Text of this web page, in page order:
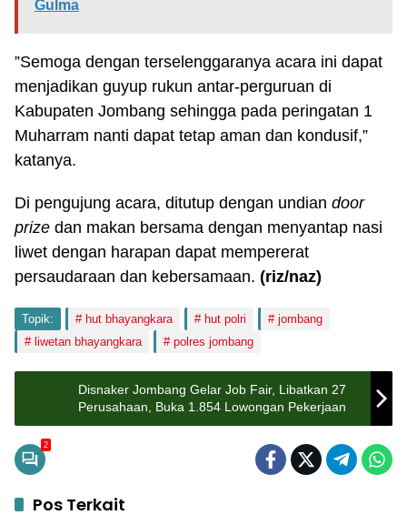
Gulma
”Semoga dengan terselenggaranya acara ini dapat
menjadikan guyup rukun antar-perguruan di
Kabupaten Jombang sehingga pada peringatan 1
Muharram nanti dapat tetap aman dan kondusif,”
katanya.
Di pengujung acara, ditutup dengan undian door
prize dan makan bersama dengan menyantap nasi
liwet dengan harapan dapat mempererat
persaudaraan dan kebersamaan. (riz/naz)
Topik: hut bhayangkara hut polri
jombang
liwetan bhayangkara
polres jombang
Disnaker Jombang Gelar Job Fair, Libatkan 27
Perusahaan, Buka 1.854 Lowongan Pekerjaan
2
Pos Terkait
Uncategorized